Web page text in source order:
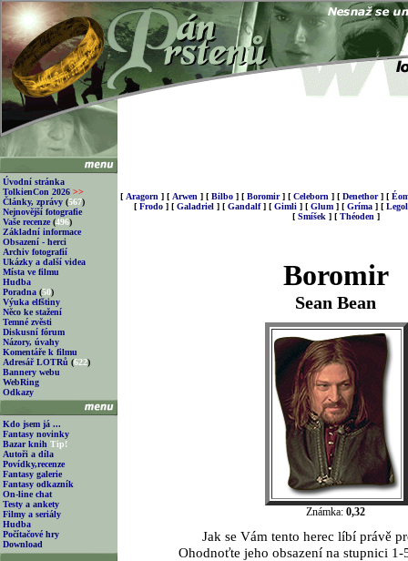
Úvodní stránka
TolkienCon 2026 >>
Články, zprávy (567)
Nejnovější fotografie
Vaše recenze (496)
Základní informace
Obsazení - herci
Archiv fotografií
Ukázky a další videa
Místa ve filmu
Hudba
Poradna (50)
Výuka elfštiny
Něco ke stažení
Temné zvěsti
Diskusní fórum
Názory, úvahy
Komentáře k filmu
Adresář LOTRů (622)
Bannery webu
WebRing
Odkazy
Kdo jsem já ...
Fantasy novinky
Bazar knih Tip!
Autoři a díla
Povídky,recenze
Fantasy galerie
Fantasy odkazník
On-line chat
Testy a ankety
Filmy a seriály
Hudba
Počítačové hry
Download
[ Aragorn ] [ Arwen ] [Bilbo ] [Boromir] [Celeborn ] [Denethor] [
[ Frodo ] [ Galadriel ] [ Gandalf] [ Gimli ] [ Glum ] [ Gríma ] [
[ Smíšek ] [ Théoden ]
Boromir
Sean Bean
Známka:0,32
Jak se Vám tento herec líbí právě
Ohodnoťte jeho obsazení na stupnici